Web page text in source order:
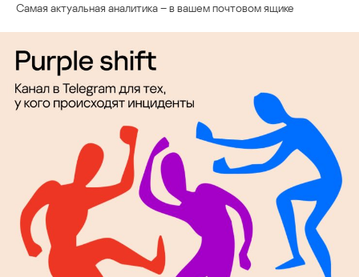
Самая актуальная аналитика – в вашем почтовом ящике